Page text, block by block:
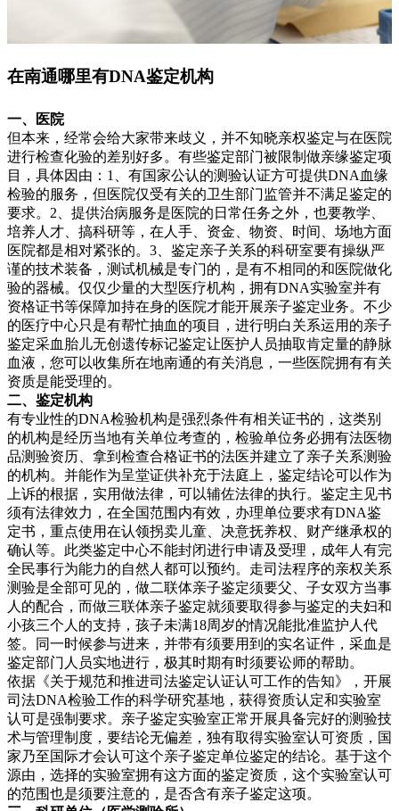
在南通哪里有DNA鉴定机构
一、医院
但本来，经常会给大家带来歧义，并不知晓亲权鉴定与在医院
进行检查化验的差别好多。有些鉴定部门被限制做亲缘鉴定项
目，具体因由：1、有国家公认的测验认证方可提供DNA血缘
检验的服务，但医院仅受有关的卫生部门监管并不满足鉴定的
要求。2、提供治病服务是医院的日常任务之外，也要教学、
培养人才、搞科研等，在人手、资金、物资、时间、场地方面
医院都是相对紧张的。3、鉴定亲子关系的科研室要有操纵严
谨的技术装备，测试机械是专门的，是有不相同的和医院做化
验的器械。仅仅少量的大型医疗机构，拥有DNA实验室并有
资格证书等保障加持在身的医院才能开展亲子鉴定业务。不少
的医疗中心只是有帮忙抽血的项目，进行明白关系运用的亲子
鉴定采血胎儿无创遗传标记鉴定让医护人员抽取肯定量的静脉
血液，您可以收集所在地南通的有关消息，一些医院拥有有关
资质是能受理的。
二、鉴定机构
有专业性的DNA检验机构是强烈条件有相关证书的，这类别
的机构是经历当地有关单位考查的，检验单位务必拥有法医物
品测验资历、拿到检查合格证书的法医并建立了亲子关系测验
的机构。并能作为呈堂证供补充于法庭上，鉴定结论可以作为
上诉的根据，实用做法律，可以辅佐法律的执行。鉴定主见书
须有法律效力，在全国范围内有效，办理单位要求有DNA鉴
定书，重点使用在认领拐卖儿童、决意抚养权、财产继承权的
确认等。此类鉴定中心不能封闭进行申请及受理，成年人有完
全民事行为能力的自然人都可以预约。走司法程序的亲权关系
测验是全部可见的，做二联体亲子鉴定须要父、子女双方当事
人的配合，而做三联体亲子鉴定就须要取得参与鉴定的夫妇和
小孩三个人的支持，孩子未满18周岁的情况能批准监护人代
签。同一时候参与进来，并带有须要用到的实名证件，采血是
鉴定部门人员实地进行，极其时期有时须要讼师的帮助。
依据《关于规范和推进司法鉴定认证认可工作的告知》，开展
司法DNA检验工作的科学研究基地，获得资质认定和实验室
认可是强制要求。亲子鉴定实验室正常开展具备完好的测验技
术与管理制度，要结论无偏差，独有取得实验室认可资质，国
家乃至国际才会认可这个亲子鉴定单位鉴定的结论。基于这个
源由，选择的实验室拥有这方面的鉴定资质，这个实验室认可
的范围也是须要注意的，是否含有亲子鉴定这项。